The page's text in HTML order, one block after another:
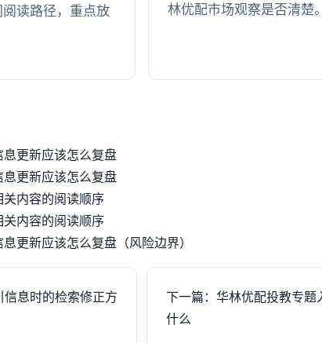
读路径，重点放
林优配市场观察是否清楚。
更新应该怎么复盘
更新应该怎么复盘
内容的阅读顺序
内容的阅读顺序
更新应该怎么复盘（风险边界）
信息时的检索修正方
下一篇：华林优配投教专题
什么